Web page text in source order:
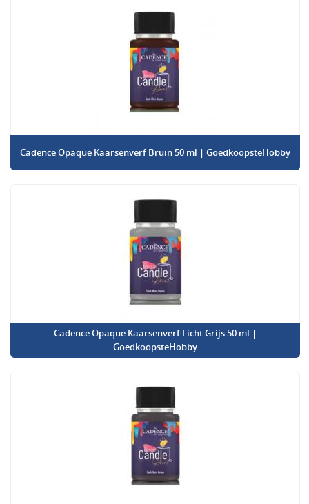
Cadence Opaque Kaarsenverf Bruin 50 ml | GoedkoopsteHobby
Cadence Opaque Kaarsenverf Licht Grijs 50 ml |
GoedkoopsteHobby